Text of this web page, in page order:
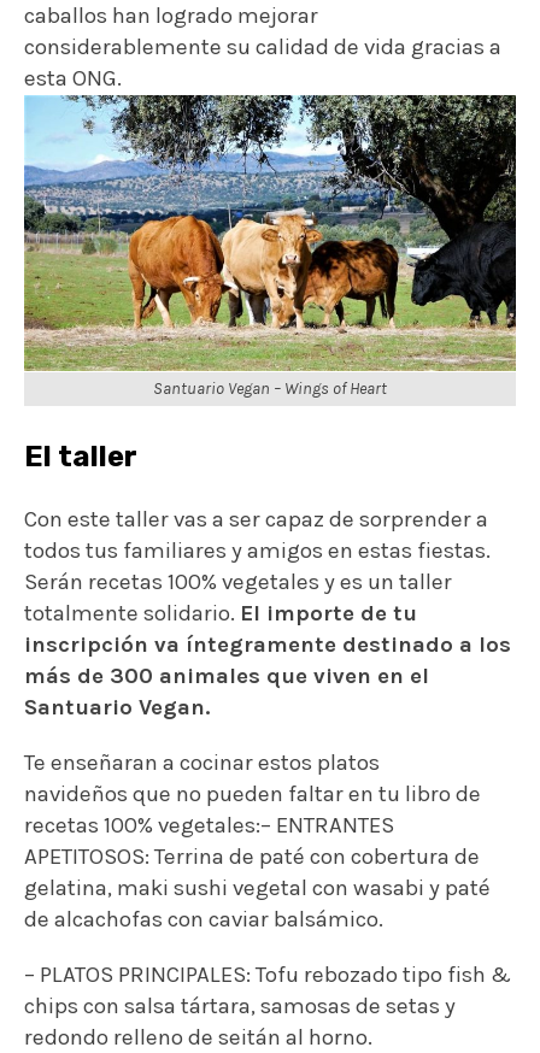
caballos han logrado mejorar
considerablemente su calidad de vida gracias a
esta ONG.
Santuario Vegan – Wings of Heart
El taller
Con este taller vas a ser capaz de sorprender a
todos tus familiares y amigos en estas fiestas.
Serán recetas 100% vegetales y es un taller
totalmente solidario. El importe de tu
inscripción va íntegramente destinado a los
más de 300 animales que viven en el
Santuario Vegan.
Te enseñaran a cocinar estos platos
navideños que no pueden faltar en tu libro de
recetas 100% vegetales:– ENTRANTES
APETITOSOS: Terrina de paté con cobertura de
gelatina, maki sushi vegetal con wasabi y paté
de alcachofas con caviar balsámico.
– PLATOS PRINCIPALES: Tofu rebozado tipo fish &
chips con salsa tártara, samosas de setas y
redondo relleno de seitán al horno.